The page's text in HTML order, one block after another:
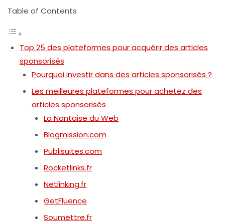
Table of Contents
Top 25 des plateformes pour acquérir des articles
sponsorisés
Pourquoi investir dans des articles sponsorisés ?
Les meilleures plateformes pour achetez des
articles sponsorisés
La Nantaise du Web
Blogmission.com
Publisuites.com
Rocketlinks.fr
Netlinking.fr
GetFluence
Soumettre.fr